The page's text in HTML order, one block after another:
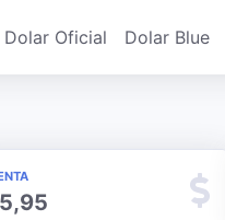
Dolar Oficial Dolar Blue